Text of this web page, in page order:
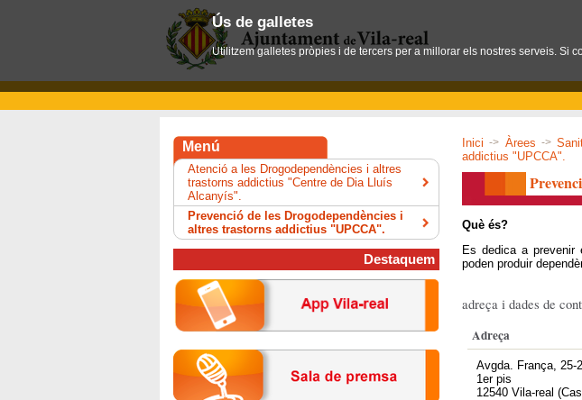
Inici -> Àrees ->
addictius "UPCCA".
Què és?
Es dedica a
poden produir
adreça i dades de
Adreça
Avgda. França, 25-
1er pis
12540 Vila-real
Menú
Atenció a les Drogodependències i altres
trastorns addictius "Centre de Dia Lluís
Alcanyís".
Prevenció de les Drogodependències i
altres trastorns addictius "UPCCA".
Destaquem
Ús de galletes
Utilitzem galletes pròpies i de tercers per a millorar els nostres serveis. Si